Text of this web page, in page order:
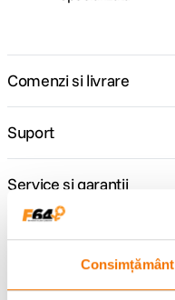
Consimțământ
Comenzi si livrare
Suport
Service si garantii
F64 Studio